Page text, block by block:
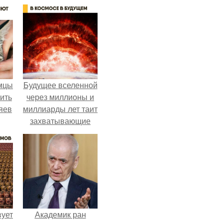
Будущее вселенной
через миллионы и
миллиарды лет таит
захватывающие
тайны.
Академик ран